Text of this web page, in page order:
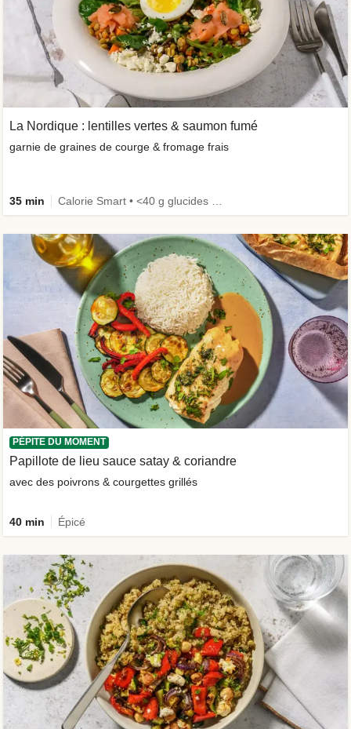
La Nordique : lentilles vertes & saumon fumé
garnie de graines de courge & fromage frais
35 min
PÉPITE DU MOMENT
Papillote de lieu sauce satay & coriandre
avec des poivrons & courgettes grillés
40 min Épicé